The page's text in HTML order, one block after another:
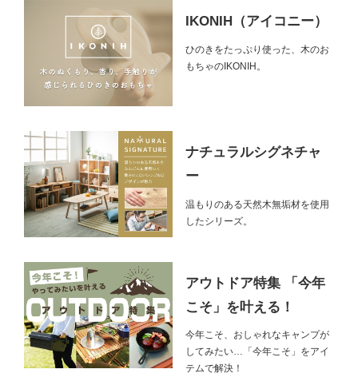
IKONIH（アイコニー）
ひのきをたっぷり使った、木のお
もちゃのIKONIH。
ナチュラルシグネチャ
ー
温もりのある天然木無垢材を使用
したシリーズ。
アウトドア特集 「今年
こそ」を叶える！
今年こそ、おしゃれなキャンプが
してみたい…「今年こそ」をアイ
テムで解決！